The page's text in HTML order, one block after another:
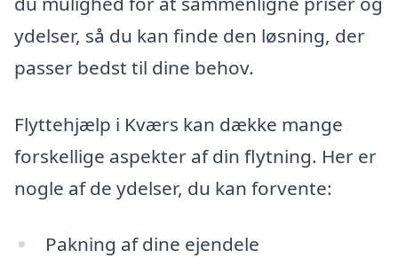
ydelser, så du kan finde den løsning, der
passer bedst til dine behov.
Flyttehjælp i Kværs kan dække mange
forskellige aspekter af din flytning. Her er
nogle af de ydelser, du kan forvente:
Pakning af dine ejendele